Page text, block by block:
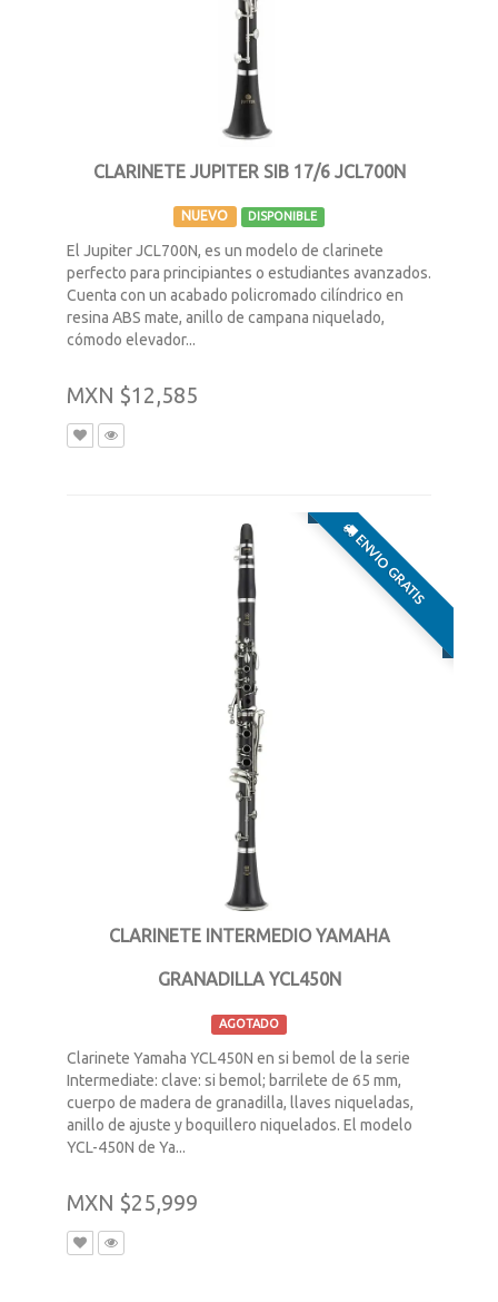
CLARINETE JUPITER SIB 17/6 JCL700N
NUEVO DISPONIBLE
El Jupiter JCL700N, es un modelo de clarinete
perfecto para principiantes o estudiantes avanzados.
Cuenta con un acabado policromado cilíndrico en
resina ABS mate, anillo de campana niquelado,
cómodo elevador...
MXN $12,585
ENVIO GRATIS
CLARINETE INTERMEDIO YAMAHA
GRANADILLA YCL450N
AGOTADO
Clarinete Yamaha YCL450N en si bemol de la serie
Intermediate: clave: si bemol; barrilete de 65 mm,
cuerpo de madera de granadilla, llaves niqueladas,
anillo de ajuste y boquillero niquelados. El modelo
YCL-450N de Ya...
MXN $25,999